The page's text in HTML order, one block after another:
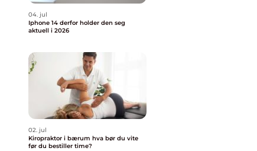
04. jul
Iphone 14 derfor holder den seg
aktuell i 2026
02. jul
Kiropraktor i bærum hva bør du vite
før du bestiller time?